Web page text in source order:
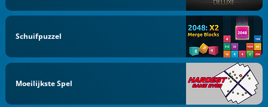
Schuifpuzzel
Moeilijkste Spel